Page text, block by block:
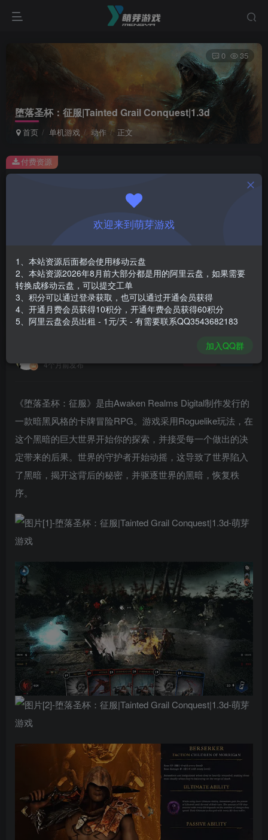
堕落圣杯：征服|Tainted Grail Conquest|1.3d
首页 单机游戏 动作 正文
0 35
此内容为付费资源，请付费后查看
￥1
免费
登录购买
安装包大小
游戏本体大小
5.25 GB
付费资源
4个月前发布
《堕落圣杯：征服》是由Awaken Realms Digital制作发行的
一款暗黑风格的卡牌冒险RPG。游戏采用Roguelike玩法，在
这个黑暗的巨大世界开始你的探索，并接受每一个做出的决
定带来的后果。世界的守护者开始动摇，这导致了世界陷入
了黑暗，揭开这背后的秘密，并驱逐世界的黑暗，恢复秩
序。
欢迎来到萌芽游戏
1、本站资源后面都会使用移动云盘
2、本站资源2026年8月前大部分都是用的阿里云盘，如果需要
转换成移动云盘，可以提交工单
3、积分可以通过登录获取，也可以通过开通会员获得
4、开通月费会员获得10积分，开通年费会员获得60积分
5、阿里云盘会员出租 - 1元/天 - 有需要联系QQ3543682183
加入QQ群